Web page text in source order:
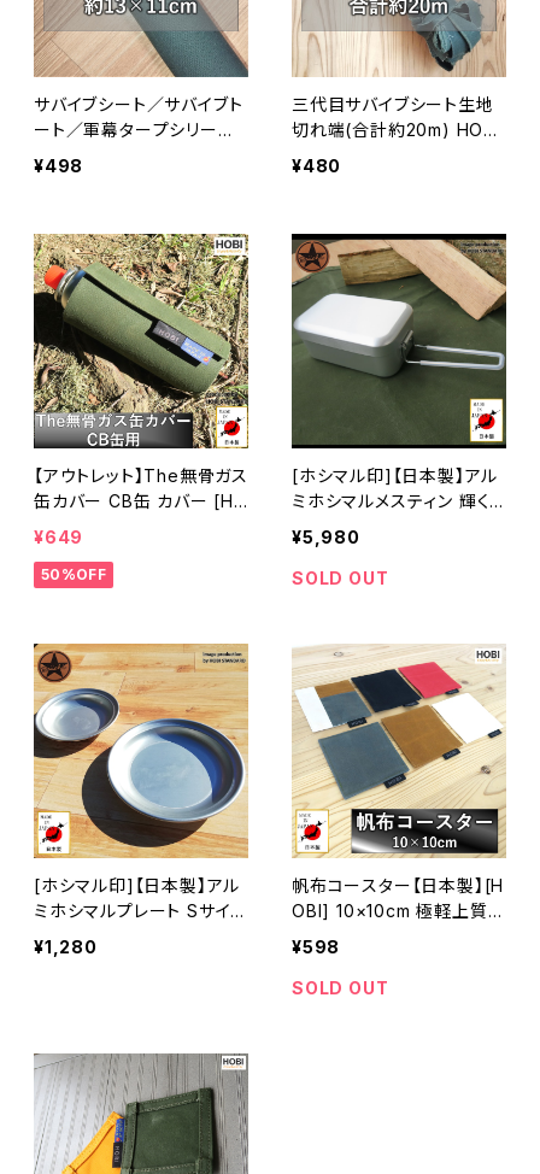
サバイブシート／サバイブト
ート／軍幕タープシリーズ
補修用生地(見本生地) HO
¥498
三代目サバイブシート生地
切れ端(合計約20m) HOBI
ブラックオリーブ※不揃い切
¥480
【アウトレット】The無骨ガス
缶カバー CB缶 カバー [HO
BI]【日本製】プレミアム帆布
プ ホビ オリーブドラブ [MA
¥649
50%OFF
[ホシマル印]【日本製】アル
ミホシマルメスティン 輝く
アルマイト加工 750ml 約2
合 アウトドア キャンプ レジ
ャー 飯ごう 飯盒 クッカー
¥5,980
SOLD OUT
[ホシマル印]【日本製】アル
ミホシマルプレート Sサイズ
軽量 アルミ皿 アウトドア キ
ャンプ レジャー [MADE IN
¥1,280
帆布コースター【日本製】[H
OBI] 10×10cm 極軽上質帆
布 撥水パラフィン加工 [無
ットン100% キャンプカフェ
¥598
SOLD OUT